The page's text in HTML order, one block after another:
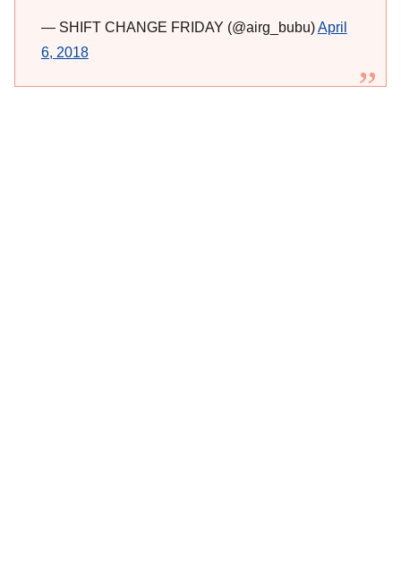
— SHIFT CHANGE FRIDAY (@airg_bubu)April
6, 2018